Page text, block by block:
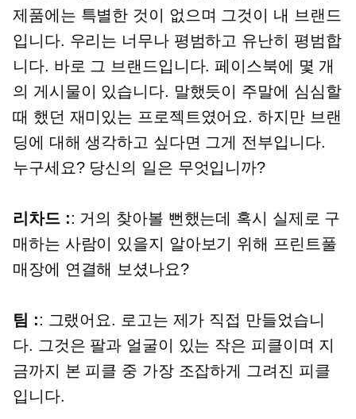
제품에는 특별한 것이 없으며 그것이 내 브랜드
입니다. 우리는 너무나 평범하고 유난히 평범합
니다. 바로 그 브랜드입니다. 페이스북에 몇 개
의 게시물이 있습니다. 말했듯이 주말에 심심할
때 했던 재미있는 프로젝트였어요. 하지만 브랜
딩에 대해 생각하고 싶다면 그게 전부입니다.
누구세요? 당신의 일은 무엇입니까?
리차드 :: 거의 찾아볼 뻔했는데 혹시 실제로 구
매하는 사람이 있을지 알아보기 위해 프린트풀
매장에 연결해 보셨나요?
팀 :: 그랬어요. 로고는 제가 직접 만들었습니
다. 그것은 팔과 얼굴이 있는 작은 피클이며 지
금까지 본 피클 중 가장 조잡하게 그려진 피클
입니다.